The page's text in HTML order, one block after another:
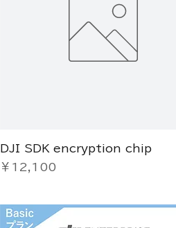
DJI SDK encryption chip
価格
￥12,100